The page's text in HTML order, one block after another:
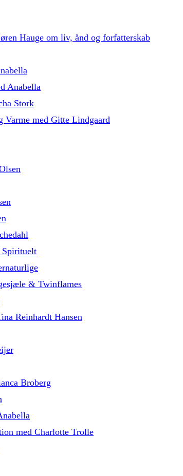
Hauge om liv, ånd og forfatterskab
Anabella
Stork
Varme med Gitte Lindgaard
Spirituelt
& Twinflames
Reinhardt Hansen
Broberg
med Charlotte Trolle